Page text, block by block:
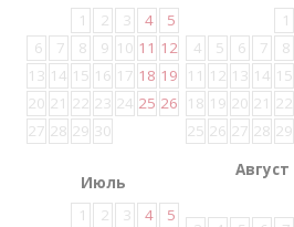
1
2 3 4
5
6
7 8 9 10 11 12
13 14 15 16 17 18 19
20 21 22 23 24 25 26
27 28 29 30
1
4
5 6 7 8
11 12 13 14 15
18 19 20 21 22
25 26 27 28 29
Июль
1
2 3 4
5
Август